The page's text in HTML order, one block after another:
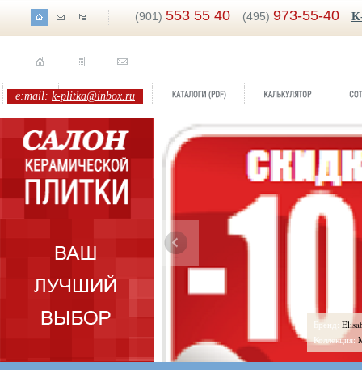
(901) 553 55 40 (495) 973-55-40
e:mail: k-plitka@inbox.ru
Elisabeth
Бренд: